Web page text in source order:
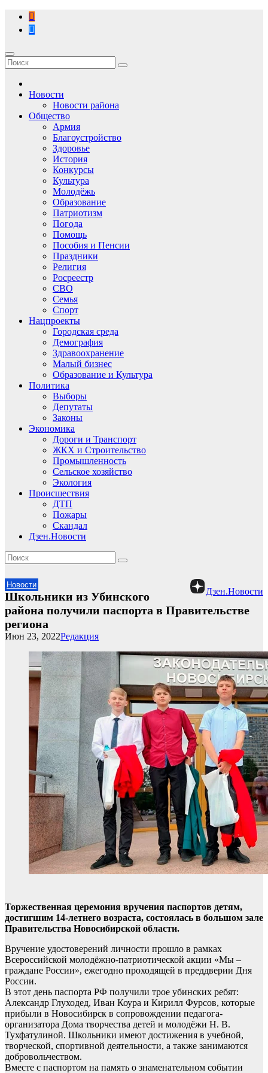
Перейти
содержимому
Новости
Новости района
Общество
Армия
Благоустройство
Здоровье
История
Конкурсы
Культура
Молодёжь
Образование
Патриотизм
Погода
Помощь
Пособия и Пенсии
Праздники
Религия
Росреестр
СВО
Семья
Спорт
Нацпроекты
Городская среда
Демография
Здравоохранение
Малый бизнес
Образование и Культура
Политика
Выборы
Депутаты
Законы
Экономика
Дороги и Транспорт
ЖКХ и Строительство
Промышленность
Сельское хозяйство
Экология
Происшествия
ДТП
Пожары
Скандал
Дзен.Новости
Новости
Дзен.Новости
Школьники из Убинского
района получили паспорта в Правительстве
региона
Редакция
Июн 23, 2022
Торжественная церемония вручения паспортов детям,
достигшим 14-летнего возраста, состоялась в большом зале
Правительства Новосибирской области.
Вручение удостоверений личности прошло в рамках
Всероссийской молодёжно-патриотической акции «Мы –
граждане России», ежегодно проходящей в преддверии Дня
России.
В этот день паспорта РФ получили трое убинских ребят:
Александр Глуходед, Иван Коура и Кирилл Фурсов, которые
прибыли в Новосибирск в сопровождении педагога-
организатора Дома творчества детей и молодёжи Н. В.
Тухфатулиной. Школьники имеют достижения в учебной,
творческой, спортивной деятельности, а также занимаются
добровольчеством.
Вместе с паспортом на память о знаменательном событии